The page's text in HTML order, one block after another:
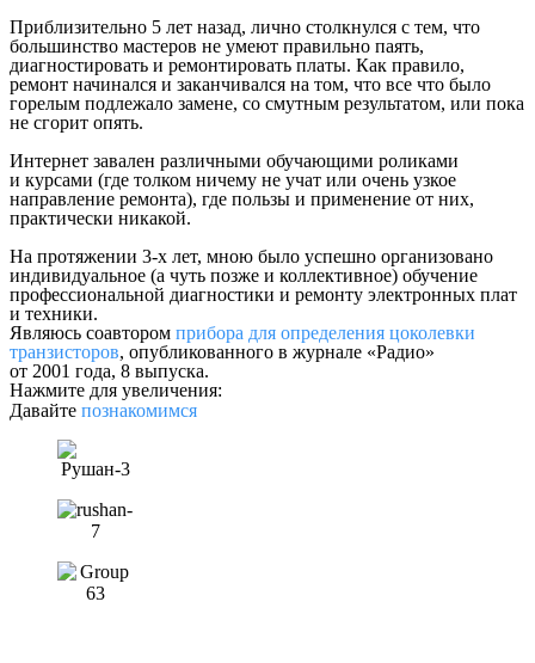
Приблизительно 5 лет назад, лично столкнулся с тем, что
большинство мастеров не умеют правильно паять,
диагностировать и ремонтировать платы. Как правило,
ремонт начинался и заканчивался на том, что все что было
горелым подлежало замене, со смутным результатом, или пока
не сгорит опять.
Интернет завален различными обучающими роликами
и курсами (где толком ничему не учат или очень узкое
направление ремонта), где пользы и применение от них,
практически никакой.
На протяжении 3-х лет, мною было успешно организовано
индивидуальное (а чуть позже и коллективное) обучение
профессиональной диагностики и ремонту электронных плат
и техники.
Являюсь соавтором прибора для определения цоколевки
транзисторов, опубликованного в журнале «Радио»
от 2001 года, 8 выпуска.
Нажмите для увеличения:
Давайте познакомимся